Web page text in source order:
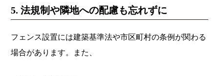
5. 法規制や隣地への配慮も忘れずに
フェンス設置には建築基準法や市区町村の条例が関わる
場合があります。また、